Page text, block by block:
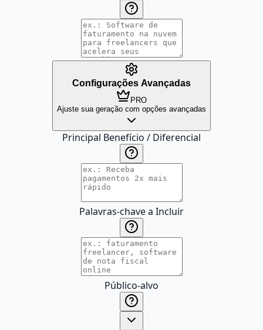
Configurações Avançadas
PRO
Ajuste sua geração com opções avançadas
Principal Benefício / Diferencial
Palavras-chave a Incluir
Público-alvo